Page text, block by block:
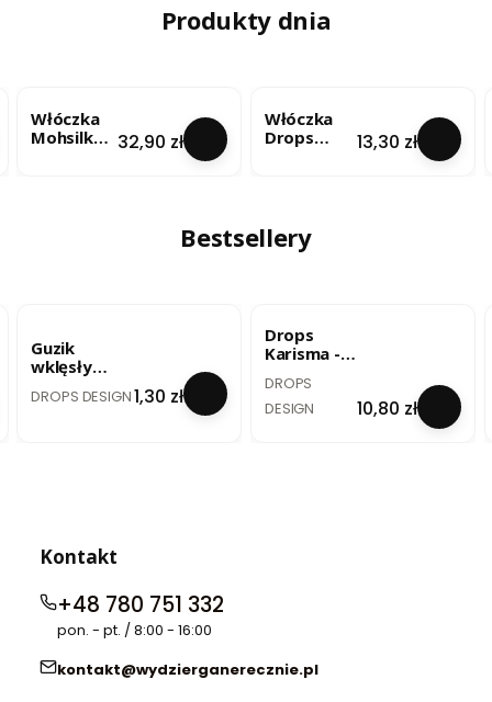
Produkty dnia
Włóczka
Mohsilko – Cena
32,90 zł
Włóczka
Drops
/ uni colour
33
Cena
13,30 zł
Bestsellery
Guzik
wklęsły
mm / no. 522
PRODUCENT
DROPS DESIGNCena
1,30 zł
Drops
Karisma -
perłowy /
mix 72
PRODUCENT
DROPS
DESIGN
Cena
10,80 zł
Kontakt
+48 780 751 332
pon. - pt. / 8:00 - 16:00
kontakt@wydzierganerecznie.pl